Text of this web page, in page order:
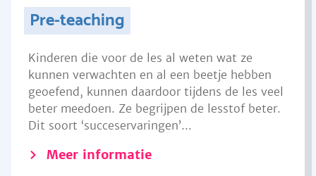
Pre-teaching
Kinderen die voor de les al weten wat ze
kunnen verwachten en al een beetje hebben
geoefend, kunnen daardoor tijdens de les veel
beter meedoen. Ze begrijpen de lesstof beter.
Dit soort ‘succeservaringen’...
Meer informatie